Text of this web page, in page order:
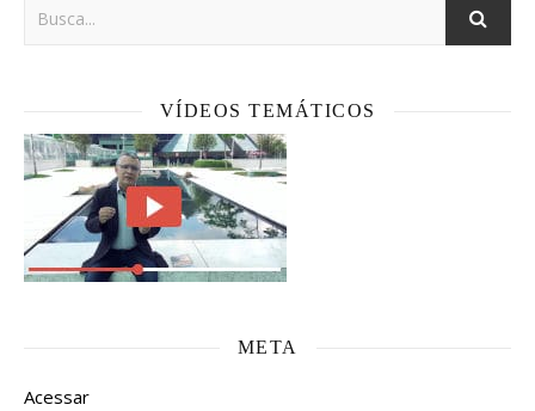
VÍDEOS TEMÁTICOS
META
Acessar